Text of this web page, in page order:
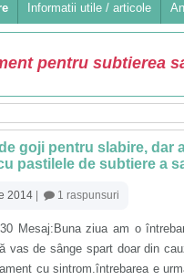
Informatii utile / articole
pentru subtierea
goji pentru slabire, dar
pastilele de subtiere a
2014 | 1 raspunsuri
Mesaj:Buna ziua am o
vas de sânge spart doar din
cu sintrom.întrebarea e